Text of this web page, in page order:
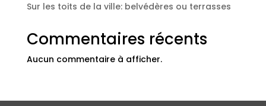
Sur les toits de la ville: belvédères ou terrasses
Commentaires récents
Aucun commentaire à afficher.